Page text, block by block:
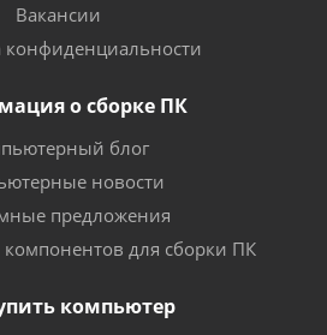
Вакансии
конфиденциальности
о сборке ПК
блог
новости
предложения
для сборки ПК
компьютер